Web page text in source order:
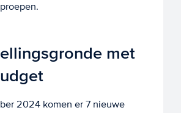
met
2024 komen er 7 nieuwe